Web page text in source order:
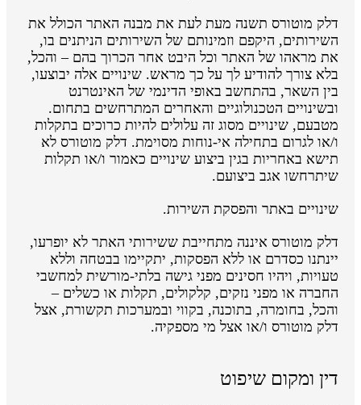
דלק מוטורס תשנה מעת לעת את מבנה האתר הכולל את
השירותים, היקפם וזמינותם של השירותים הניתנים בו,
את מראהו של האתר וכל היבט אחר הכרוך בהם – והכל,
בלא צורך להודיע לך על כך מראש. שינויים אלה יבוצעו,
בין השאר, בהתחשב באופי הדינמי של האינטרנט
ובשינויים הטכנולוגיים והאחרים המתרחשים בתחום.
מטבעם, שינויים מסוג זה עלולים להיות כרוכים בתקלות
ו/או לגרום בתחילה אי-נוחות מסוימת. דלק מוטורס לא
תישא באחריות בגין ביצוע שינויים כאמור ו/או תקלות
שיתרחשו אגב ביצועם.
שינויים באתר והפסקת השירות.
דלק מוטורס איננה מתחייבת ששירותי האתר לא יופרעו,
יינתנו כסדרם או ללא הפסקות, יתקיימו בבטחה וללא
טעויות, ויהיו חסינים מפני גישה בלתי-מורשית למחשבי
החברה או מפני נזקים, קלקולים, תקלות או כשלים –
והכל, בחומרה, בתוכנה, בקווי ובמערכות תקשורת, אצל
דלק מוטורס ו/או אצל מי מספקיה.
דין ומקום שיפוט